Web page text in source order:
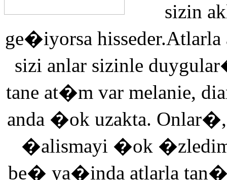
sizin
ge�iyorsa
sizi anlar sizinle
tane at�m var melanie,
anda �ok uzakta.
�alismayi �ok
be� ya�inda atlarla